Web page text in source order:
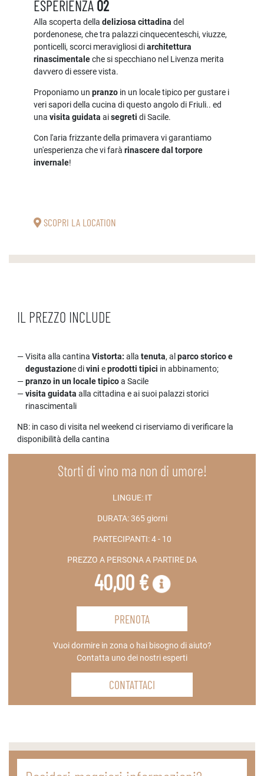
ESPERIENZA 02
Alla scoperta della deliziosa cittadina del
pordenonese, che tra palazzi cinquecenteschi, viuzze,
ponticelli, scorci meravigliosi diarchitettura
rinascimentaleche si specchiano nel Livenza merita
davvero di essere vista.
Proponiamo un pranzo in un locale tipico per gustare i
veri sapori della cucina di questo angolo di Friuli.. ed
una visita guidata aisegreti di Sacile.
Con l'aria frizzante della primavera vi garantiamo
un'esperienza che vi farà rinascere dal torpore
invernale!
SCOPRI LA LOCATION
IL PREZZO INCLUDE
Visita alla cantina Vistorta: alla tenuta, al parco storico e
degustazione divini eprodotti tipici in abbinamento;
pranzo in un locale tipicoa Sacile
visita guidata alla cittadina e ai suoi palazzi storici
rinascimentali
NB: in caso di visita nel weekend ci riserviamo di verificare la
disponibilità della cantina
Storti di vino ma non di umore!
LINGUE: IT
DURATA:365 giorni
PARTECIPANTI:4 - 10
PREZZO A PERSONA A PARTIRE DA
40,00 €
PRENOTA
Vuoi dormire in zona o hai bisogno di aiuto?
Contatta uno dei nostri esperti
CONTATTACI